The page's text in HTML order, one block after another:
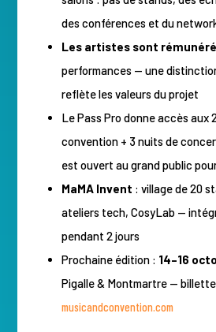
des conférences et du
Les artistes sont
performances — une
reflète les valeurs du projet
Le Pass Pro donne accès aux
convention + 3 nuits de
est ouvert au grand public
MaMA Invent : village de 20
ateliers tech, CosyLab —
pendant 2 jours
Prochaine édition : 14–16
Pigalle & Montmartre —
musicandconvention.com